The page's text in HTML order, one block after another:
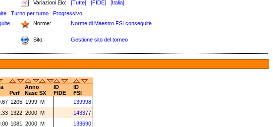
Variazioni Elo: [Tutte] [FIDE]
[Italia]
Turno per turno
Progressivo
Norme: Norme di Maestro FSI conseguite
Sito: Gestione sito del torneo
Anno ID
ID
Perf Nasc SX FIDE
FSI
1205 1999 M
139998
1322 2000 M
143377
1081 2000 M
133690